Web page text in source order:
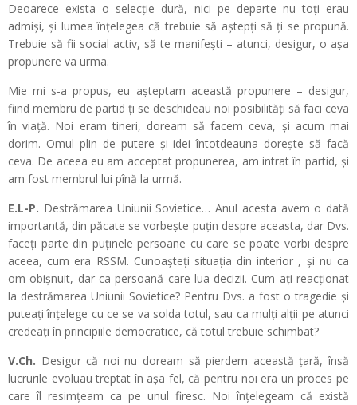
Deoarece exista o selecție dură, nici pe departe nu toți erau
admiși, și lumea înțelegea că trebuie să aștepți să ți se propună.
Trebuie să fii social activ, să te manifești – atunci, desigur, o așa
propunere va urma.
Mie mi s-a propus, eu așteptam această propunere – desigur,
fiind membru de partid ți se deschideau noi posibilități să faci ceva
în viață. Noi eram tineri, doream să facem ceva, și acum mai
dorim. Omul plin de putere și idei întotdeauna dorește să facă
ceva. De aceea eu am acceptat propunerea, am intrat în partid, și
am fost membrul lui pînă la urmă.
E.L-P. Destrămarea Uniunii Sovietice… Anul acesta avem o dată
importantă, din păcate se vorbește puțin despre aceasta, dar Dvs.
faceți parte din puținele persoane cu care se poate vorbi despre
aceea, cum era RSSM. Cunoașteți situația din interior , și nu ca
om obișnuit, dar ca persoană care lua decizii. Cum ați reacționat
la destrămarea Uniunii Sovietice? Pentru Dvs. a fost o tragedie și
puteați înțelege cu ce se va solda totul, sau ca mulți alții pe atunci
credeați în principiile democratice, că totul trebuie schimbat?
V.Ch. Desigur că noi nu doream să pierdem această țară, însă
lucrurile evoluau treptat în așa fel, că pentru noi era un proces pe
care îl resimțeam ca pe unul firesc. Noi înțelegeam că există